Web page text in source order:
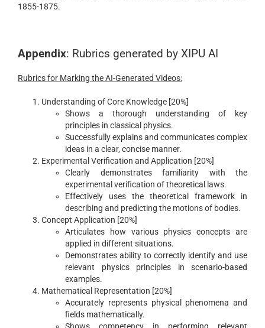
1855-1875.
Appendix: Rubrics generated by XIPU AI
Rubrics for Marking the AI-Generated Videos:
Understanding of Core Knowledge [20%]
Shows a thorough understanding of key
principles in classical physics.
Successfully explains and communicates complex
ideas in a clear, concise manner.
Experimental Verification and Application [20%]
Clearly demonstrates familiarity with the
experimental verification of theoretical laws.
Effectively uses the theoretical framework in
describing and predicting the motions of bodies.
Concept Application [20%]
Articulates how various physics concepts are
applied in different situations.
Demonstrates ability to correctly identify and use
relevant physics principles in scenario-based
examples.
Mathematical Representation [20%]
Accurately represents physical phenomena and
fields mathematically.